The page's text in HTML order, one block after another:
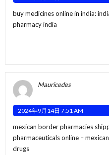
buy medicines online in india:
pharmacy india
Mauricedes
2024年9月14日 7:51 AM
mexican border pharmacies
pharmaceuticals online –
drugs